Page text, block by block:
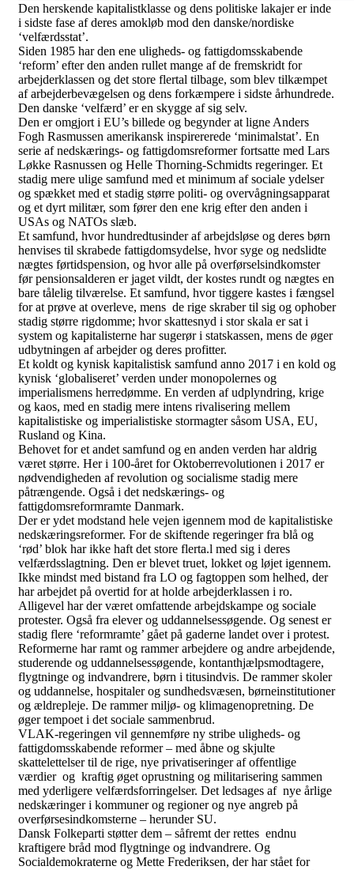
Den herskende kapitalistklasse og dens politiske lakajer er inde
i sidste fase af deres amokløb mod den danske/nordiske
‘velfærdsstat’.
Siden 1985 har den ene uligheds- og fattigdomsskabende
‘reform’ efter den anden rullet mange af de fremskridt for
arbejderklassen og det store flertal tilbage, som blev tilkæmpet
af arbejderbevægelsen og dens forkæmpere i sidste århundrede.
Den danske ‘velfærd’ er en skygge af sig selv.
Den er omgjort i EU’s billede og begynder at ligne Anders
Fogh Rasmussen amerikansk inspirererede ‘minimalstat’. En
serie af nedskærings- og fattigdomsreformer fortsatte med Lars
Løkke Rasnussen og Helle Thorning-Schmidts regeringer. Et
stadig mere ulige samfund med et minimum af sociale ydelser
og spækket med et stadig større politi- og overvågningsapparat
og et dyrt militær, som fører den ene krig efter den anden i
USAs og NATOs slæb.
Et samfund, hvor hundredtusinder af arbejdsløse og deres børn
henvises til skrabede fattigdomsydelse, hvor syge og nedslidte
nægtes førtidspension, og hvor alle på overførselsindkomster
før pensionsalderen er jaget vildt, der kostes rundt og nægtes en
bare tålelig tilværelse. Et samfund, hvor tiggere kastes i fængsel
for at prøve at overleve, mens de rige skraber til sig og ophober
stadig større rigdomme; hvor skattesnyd i stor skala er sat i
system og kapitalisterne har sugerør i statskassen, mens de øger
udbytningen af arbejder og deres profitter.
Et koldt og kynisk kapitalistisk samfund anno 2017 i en kold og
kynisk ‘globaliseret’ verden under monopolernes og
imperialismens herredømme. En verden af udplyndring, krige
og kaos, med en stadig mere intens rivalisering mellem
kapitalistiske og imperialistiske stormagter såsom USA, EU,
Rusland og Kina.
Behovet for et andet samfund og en anden verden har aldrig
været større. Her i 100-året for Oktoberrevolutionen i 2017 er
nødvendigheden af revolution og socialisme stadig mere
påtrængende. Også i det nedskærings- og
fattigdomsreformramte Danmark.
Der er ydet modstand hele vejen igennem mod de kapitalistiske
nedskæringsreformer. For de skiftende regeringer fra blå og
‘rød’ blok har ikke haft det store flerta.l med sig i deres
velfærdsslagtning. Den er blevet truet, lokket og løjet igennem.
Ikke mindst med bistand fra LO og fagtoppen som helhed, der
har arbejdet på overtid for at holde arbejderklassen i ro.
Alligevel har der været omfattende arbejdskampe og sociale
protester. Også fra elever og uddannelsessøgende. Og senest er
stadig flere ‘reformramte’ gået på gaderne landet over i protest.
Reformerne har ramt og rammer arbejdere og andre arbejdende,
studerende og uddannelsessøgende, kontanthjælpsmodtagere,
flygtninge og indvandrere, børn i titusindvis. De rammer skoler
og uddannelse, hospitaler og sundhedsvæsen, børneinstitutioner
og ældrepleje. De rammer miljø- og klimagenopretning. De
øger tempoet i det sociale sammenbrud.
VLAK-regeringen vil gennemføre ny stribe uligheds- og
fattigdomsskabende reformer – med åbne og skjulte
skattelettelser til de rige, nye privatiseringer af offentlige
værdier og kraftig øget oprustning og militarisering sammen
med yderligere velfærdsforringelser. Det ledsages af nye årlige
nedskæringer i kommuner og regioner og nye angreb på
overførsesindkomsterne – herunder SU.
Dansk Folkeparti støtter dem – såfremt der rettes endnu
kraftigere bråd mod flygtninge og indvandrere. Og
Socialdemokraterne og Mette Frederiksen, der har stået for